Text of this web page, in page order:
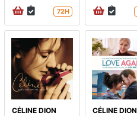
72H
CÉLINE DION
CÉLINE DION